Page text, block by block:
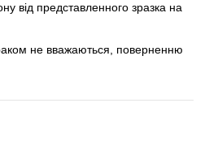
від представленного зразка на
не вважаються, поверненню